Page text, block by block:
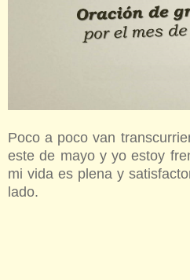
Poco a poco van
este de mayo y yo estoy
mi vida es plena y
lado.